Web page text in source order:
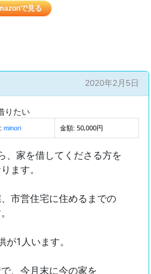
で見る
2020年2月5日
りたい
minori 金額: 50,000円
、家を借してくださる方を
ます。
市営住宅に住めるまでの
が1人います。
、今月末に今の家を